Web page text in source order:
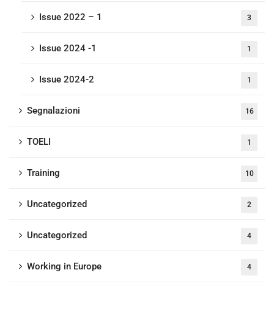
Issue 2022 – 1 3
Issue 2024 -1 1
Issue 2024-2 1
Segnalazioni 16
TOELI 1
Training 10
Uncategorized 2
Uncategorized 4
Working in Europe 4